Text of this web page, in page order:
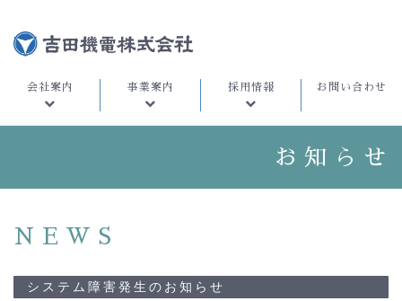
会社案内 事業案内 採用情報 お問い合わせ
お知らせ
NEWS
システム障害発生のお知らせ